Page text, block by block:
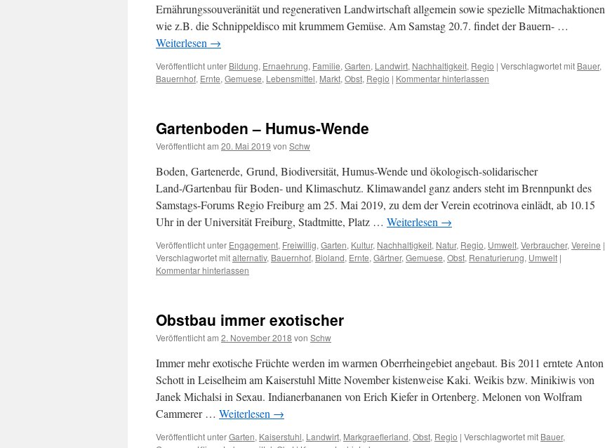
Ernährungssouveränität und regenerativen Landwirtschaft allgemein sowie spezielle Mitmachaktionen
wie z.B. die Schnippeldisco mit krummem Gemüse. Am Samstag 20.7. findet der Bauern- …
Weiterlesen →
Veröffentlicht unter Bildung, Ernaehrung, Familie, Garten, Landwirt, Nachhaltigkeit, Regio | Verschlagwortet mit Bauer,
Bauernhof, Ernte, Gemuese, Lebensmittel, Markt, Obst, Regio | Kommentar hinterlassen
Gartenboden – Humus-Wende
Veröffentlicht am 20. Mai 2019 von Schw
Boden, Gartenerde, Grund, Biodiversität, Humus-Wende und ökologisch-solidarischer
Land-/Gartenbau für Boden- und Klimaschutz. Klimawandel ganz anders steht im Brennpunkt des
Samstags-Forums Regio Freiburg am 25. Mai 2019, zu dem der Verein ecotrinova einlädt, ab 10.15
Uhr in der Universität Freiburg, Stadtmitte, Platz … Weiterlesen →
Veröffentlicht unter Engagement, Freiwillig, Garten, Kultur, Nachhaltigkeit, Natur, Regio, Umwelt, Verbraucher, Vereine |
Verschlagwortet mitalternativ, Bauernhof, Bioland, Ernte, Gärtner, Gemuese, Obst, Renaturierung, Umwelt |
Kommentar hinterlassen
Obstbau immer exotischer
Veröffentlicht am 2. November 2018 von Schw
Immer mehr exotische Früchte werden im warmen Oberrheingebiet angebaut. Bis 2011 erntete Anton
Schott in Leiselheim am Kaiserstuhl Mitte November kistenweise Kaki. Weikis bzw. Minikiwis von
Janek Michalsi in Sexau. Indianerbananen von Erich Kiefer in Ortenberg. Melonen von Wolfram
Cammerer … Weiterlesen →
Veröffentlicht unterGarten, Kaiserstuhl, Landwirt, Markgraeflerland, Obst, Regio | Verschlagwortet mit Bauer,